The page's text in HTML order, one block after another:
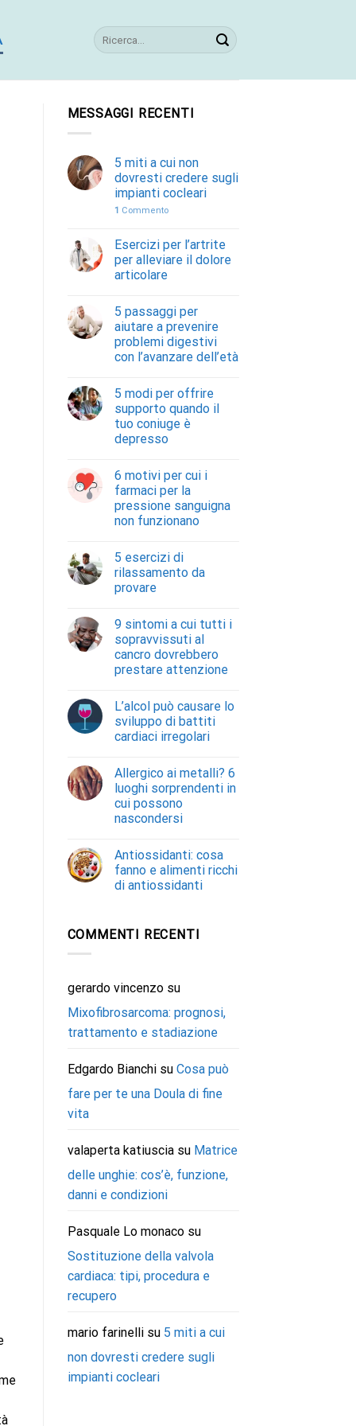
MESSAGGI RECENTI
5 miti a cui non
dovresti credere sugli
impianti cocleari
1 Commento
Esercizi per l’artrite
per alleviare il dolore
articolare
5 passaggi per
aiutare a prevenire
problemi digestivi
con l’avanzare dell’età
5 modi per offrire
supporto quando il
tuo coniuge è
depresso
6 motivi per cui i
farmaci per la
pressione sanguigna
non funzionano
5 esercizi di
rilassamento da
provare
9 sintomi a cui tutti i
sopravvissuti al
cancro dovrebbero
prestare attenzione
L’alcol può causare lo
sviluppo di battiti
cardiaci irregolari
Allergico ai metalli? 6
luoghi sorprendenti in
cui possono
nascondersi
Antiossidanti: cosa
fanno e alimenti ricchi
di antiossidanti
COMMENTI RECENTI
gerardo vincenzosu
Mixofibrosarcoma: prognosi,
trattamento e stadiazione
Edgardo Bianchisu Cosa può
fare per te una Doula di fine
vita
valaperta katiusciasu Matrice
delle unghie: cos’è, funzione,
danni e condizioni
Pasquale Lo monacosu
Sostituzione della valvola
cardiaca: tipi, procedura e
recupero
mario farinellisu 5 miti a cui
non dovresti credere sugli
impianti cocleari